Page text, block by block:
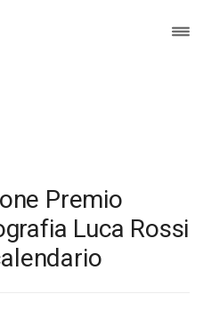
Premio
Luca Rossi